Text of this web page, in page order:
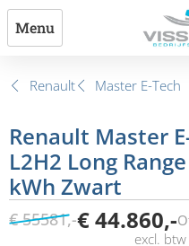
Menu
Renault Master E-Tech
Renault Master
L2H2 Long
kWh Zwart
€ 55581,-€ 44.860,-